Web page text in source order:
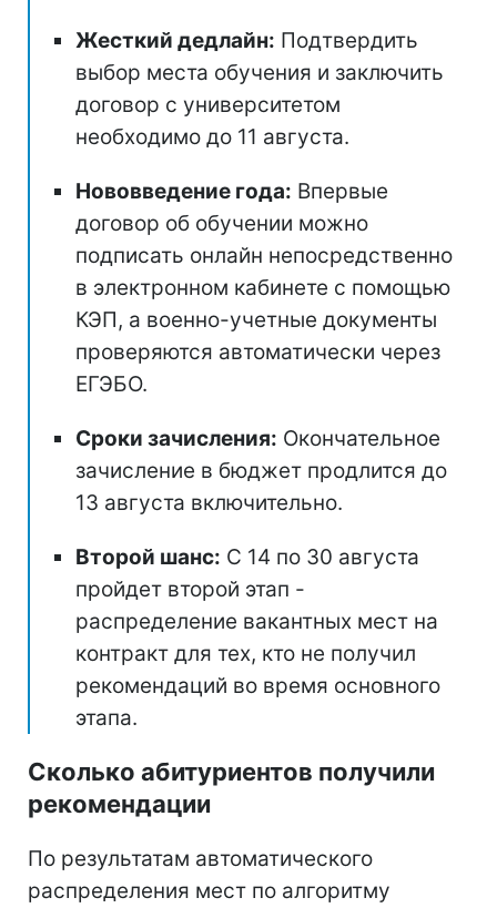
Жесткий дедлайн: Подтвердить
выбор места обучения и заключить
договор с университетом
необходимо до 11 августа.
Нововведение года: Впервые
договор об обучении можно
подписать онлайн непосредственно
в электронном кабинете с помощью
КЭП, а военно-учетные документы
проверяются автоматически через
ЕГЭБО.
Сроки зачисления: Окончательное
зачисление в бюджет продлится до
13 августа включительно.
Второй шанс: С 14 по 30 августа
пройдет второй этап -
распределение вакантных мест на
контракт для тех, кто не получил
рекомендаций во время основного
этапа.
Сколько абитуриентов получили
рекомендации
По результатам автоматического
распределения мест по алгоритму